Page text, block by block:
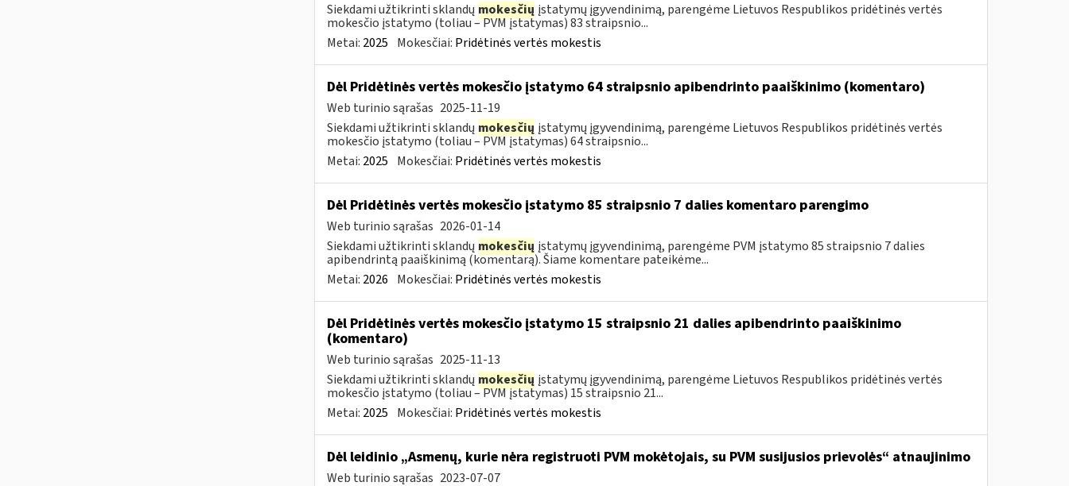
Siekdami užtikrinti sklandų mokesčių įstatymų įgyvendinimą, parengėme Lietuvos Respublikos pridėtinės vertės
mokesčio įstatymo (toliau – PVM įstatymas) 83 straipsnio...
Metai: 2025 Mokesčiai: Pridėtinės vertės mokestis
Dėl Pridėtinės vertės mokesčio įstatymo 64 straipsnio apibendrinto paaiškinimo (komentaro)
Web turinio sąrašas 2025-11-19
Siekdami užtikrinti sklandų mokesčių įstatymų įgyvendinimą, parengėme Lietuvos Respublikos pridėtinės vertės
mokesčio įstatymo (toliau – PVM įstatymas) 64 straipsnio...
Metai: 2025 Mokesčiai: Pridėtinės vertės mokestis
Dėl Pridėtinės vertės mokesčio įstatymo 85 straipsnio 7 dalies komentaro parengimo
Web turinio sąrašas 2026-01-14
Siekdami užtikrinti sklandų mokesčių įstatymų įgyvendinimą, parengėme PVM įstatymo 85 straipsnio 7 dalies
apibendrintą paaiškinimą (komentarą). Šiame komentare pateikėme...
Metai: 2026 Mokesčiai: Pridėtinės vertės mokestis
Dėl Pridėtinės vertės mokesčio įstatymo 15 straipsnio 21 dalies apibendrinto paaiškinimo
(komentaro)
Web turinio sąrašas 2025-11-13
Siekdami užtikrinti sklandų mokesčių įstatymų įgyvendinimą, parengėme Lietuvos Respublikos pridėtinės vertės
mokesčio įstatymo (toliau – PVM įstatymas) 15 straipsnio 21...
Metai: 2025 Mokesčiai: Pridėtinės vertės mokestis
Dėl leidinio „Asmenų, kurie nėra registruoti PVM mokėtojais, su PVM susijusios prievolės“ atnaujinimo
Web turinio sąrašas 2023-07-07